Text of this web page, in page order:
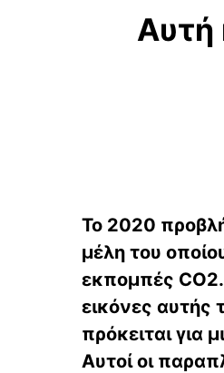
Αυτή
Το 2020
μέλη του
εκπομπές CO2.
εικόνες αυτής
πρόκειται για
Αυτοί οι